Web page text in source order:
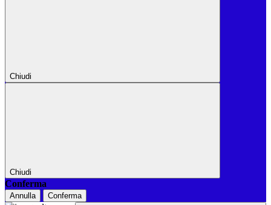
Chiudi
Chiudi
Conferma
Annulla Conferma